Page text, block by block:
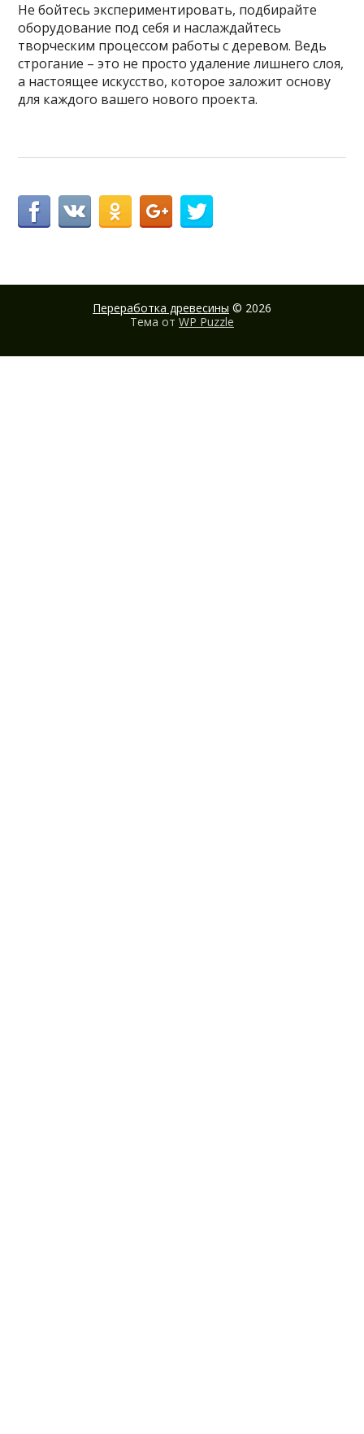
Не бойтесь экспериментировать, подбирайте
оборудование под себя и наслаждайтесь
творческим процессом работы с деревом. Ведь
строгание – это не просто удаление лишнего слоя,
а настоящее искусство, которое заложит основу
для каждого вашего нового проекта.
Переработка древесины © 2026
Тема от WP Puzzle